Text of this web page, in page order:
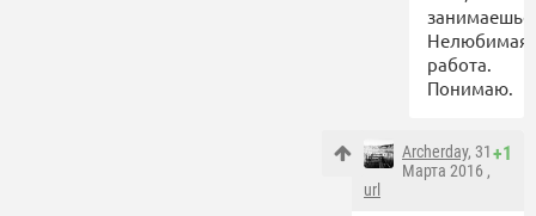
Нелюбимая
работа.
Понимаю.
+1
Archerday, 31
Марта 2016 ,
url